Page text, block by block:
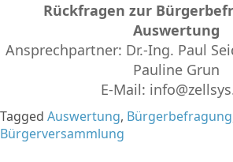
Rückfragen zur
Auswertung
Ansprechpartner: Dr.-Ing. Paul
Pauline Grun
E-Mail:
Tagged Auswertung, Bürgerbefragung
Bürgerversammlung